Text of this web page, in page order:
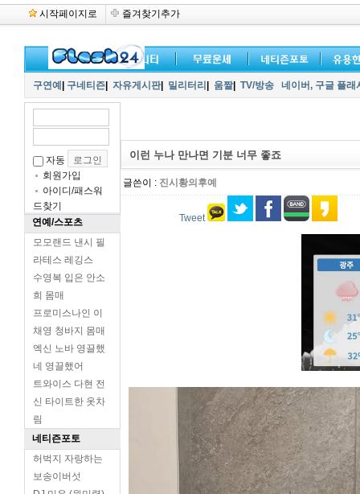
시작페이지로 즐겨찾기추가
구연예 구네티즌 자유게시판| 밀리터리 움짤| TV/방송 네이버, 구글 플
자동
회원가입
아이디/패스워
드찾기
연예/스포츠
모모랜드 낸시 필
라테스 레깅스
수영복 입은 안소
희 몸매
프로미스나인 이
채영 청바지 몸매
엑신 노바 영끌했
네 영끌했어
트와이스 다현 전
신 타이트한 옷차
림
네티즌포토
허벅지 자랑하는
보송이버섯
이런 누나 만나면 기분 너무 좋죠
글쓴이 : 진시황의후예
Tweet